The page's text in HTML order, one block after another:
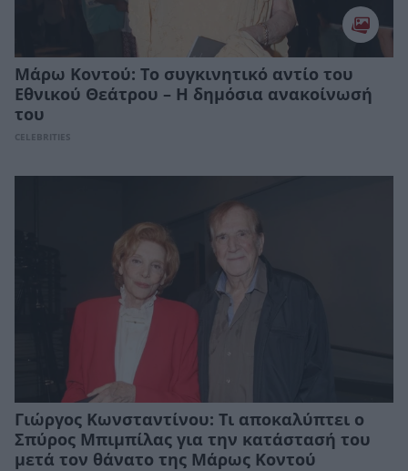
Mάρω Κοντού: Το συγκινητικό αντίο του
Εθνικού Θεάτρου – Η δημόσια ανακοίνωσή
του
CELEBRITIES
Γιώργος Κωνσταντίνου: Τι αποκαλύπτει ο
Σπύρος Μπιμπίλας για την κατάστασή του
μετά τον θάνατο της Μάρως Κοντού